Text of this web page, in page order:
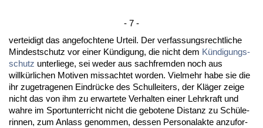
- 7 -
ver­tei­digt das an­ge­foch­te­ne Ur­teil. Der ver­fas­sungs­recht­li­che
Min­dest­schutz vor ei­ner Kündi­gung, die nicht dem Kündi­gungs­
schutz un­ter­lie­ge, sei we­der aus sach­frem­den noch aus
willkürli­chen Mo­ti­ven miss­ach­tet wor­den. Viel­mehr ha­be sie die
ihr zu­ge­tra­ge­nen Ein­drücke des Schul­lei­ters, der Kläger zei­ge
nicht das von ihm zu er­war­te­te Ver­hal­ten ei­ner Lehr­kraft und
wah­re im Sport­un­ter­richt nicht die ge­bo­te­ne Dis­tanz zu Schüle­
rin­nen, zum An­lass ge­nom­men, des­sen Per­so­nal­ak­te an­zu­for­